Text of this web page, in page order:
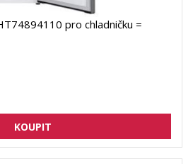
pro chladničku =